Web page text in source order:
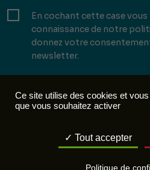
En cochant cette case
connaissance de notre
donnez votre
newsletter.
Réalisation :
Ce site utilise des cookies et
que vous souhaitez activer
Tout accepter
Politique de